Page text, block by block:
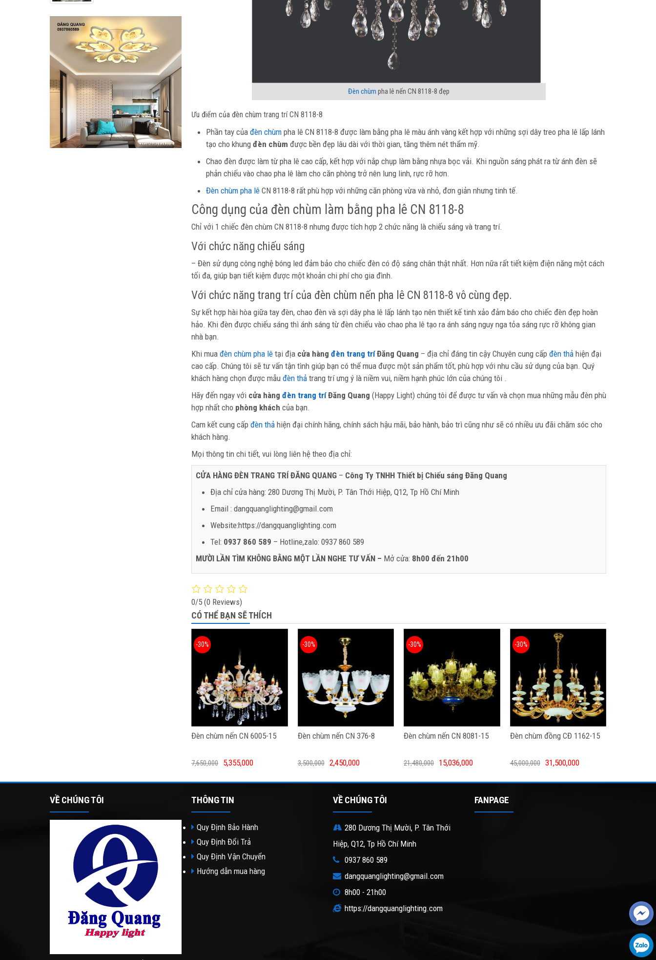
Đèn chùm pha lê nến CN 8118-8 đẹp
Ưu điểm của đèn chùm trang trí CN 8118-8
Phần tay của đèn chùm pha lê CN 8118-8 được làm bằng pha lê màu ánh vàng kết hợp với những sợi dây treo pha lê lấp lánh
tạo cho khung đèn chùm được bền đẹp lâu dài với thời gian, tăng thêm nét thẩm mỹ.
Chao đèn được làm từ pha lê cao cấp, kết hợp với nắp chụp làm bằng nhựa bọc vải. Khi nguồn sáng phát ra từ ánh đèn sẽ
phản chiếu vào chao pha lê làm cho căn phòng trở nên lung linh, rực rỡ hơn.
Đèn chùm pha lê CN 8118-8 rất phù hợp với những căn phòng vừa và nhỏ, đơn giản nhưng tinh tế.
Công dụng của đèn chùm làm bằng pha lê CN 8118-8
Chỉ với 1 chiếc đèn chùm CN 8118-8 nhưng được tích hợp 2 chức năng là chiếu sáng và trang trí.
Với chức năng chiếu sáng
– Đèn sử dụng công nghệ bóng led đảm bảo cho chiếc đèn có độ sáng chân thật nhất. Hơn nữa rất tiết kiệm điện năng một cách
tối đa, giúp bạn tiết kiệm được một khoản chi phí cho gia đình.
Với chức năng trang trí của đèn chùm nến pha lê CN 8118-8 vô cùng đẹp.
Sự kết hợp hài hòa giữa tay đèn, chao đèn và sợi dây pha lê lấp lánh tạo nên thiết kế tinh xảo đảm báo cho chiếc đèn đẹp hoàn
hảo. Khi đèn được chiếu sáng thì ánh sáng từ đèn chiếu vào chao pha lê tạo ra ánh sáng nguy nga tỏa sáng rực rỡ không gian
nhà bạn.
Khi mua đèn chùm pha lê tại địa cửa hàng đèn trang tríĐăng Quang – địa chỉ đáng tin cậy Chuyên cung cấp đèn thả hiện đại
cao cấp. Chúng tôi sẽ tư vấn tận tình giúp bạn có thể mua được một sản phẩm tốt, phù hợp với nhu cầu sử dụng của bạn. Quý
khách hàng chọn được mẫu đèn thả trang trí ưng ý là niềm vui, niềm hạnh phúc lớn của chúng tôi .
Hãy đến ngay với cửa hàng đèn trang tríĐăng Quang (Happy Light) chúng tôi để được tư vấn và chọn mua những mẫu đèn phù
hợp nhất cho phòng khách của bạn.
Cam kết cung cấp đèn thả hiện đại chính hãng, chính sách hậu mãi, bảo hành, bảo trì cũng như sẽ có nhiều ưu đãi chăm sóc cho
khách hàng.
Mọi thông tin chi tiết, vui lòng liên hệ theo địa chỉ:
CỬA HÀNG ĐÈN TRANG TRÍ ĐĂNG QUANG – Công Ty TNHH Thiết bị Chiếu sáng Đăng Quang
Địa chỉ cửa hàng: 280 Dương Thị Mười, P. Tân Thới Hiệp, Q12, Tp Hồ Chí Minh
Email : dangquanglighting@gmail.com
Website:https://dangquanglighting.com
Tel: 0937 860 589 – Hotline,zalo: 0937 860 589
MƯỜI LẦN TÌM KHÔNG BẰNG MỘT LẦN NGHE TƯ VẤN – Mở cửa: 8h00 đến 21h00
0/5 (0 Reviews)
CÓ THỂ BẠN SẼ THÍCH
Đèn chùm nến CN 6005-15
-30%
7,650,000 5,355,000
Đèn chùm nến CN 376-8
-30%
3,500,000 2,450,000
Đèn chùm nến CN 8081-15
-30%
21,480,000 15,036,000
Đèn chùm đồng CĐ 1162-15
-30%
45,000,000 31,500,000
VỀ CHÚNG TÔI THÔNG TIN
Quy Định Bảo Hành
Quy Định Đổi Trả
Quy Định Vận Chuyển
Hướng dẫn mua hàng
VỀ CHÚNG TÔI
280 Dương Thị Mười, P. Tân Thới
Hiệp, Q12, Tp Hồ Chí Minh
0937 860 589
dangquanglighting@gmail.com
8h00 - 21h00
https://dangquanglighting.com
FANPAGE